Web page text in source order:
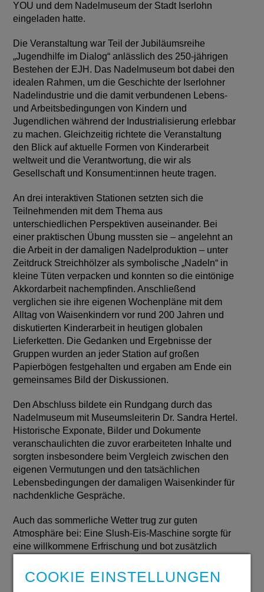
YOU und dem Nadelmuseum der Stadt Iserlohn
eingeladen hatte.
Die Veranstaltung war Teil der Jubiläumsreihe
„Jugendhilfe im Dialog“ anlässlich des 250-jährigen
Bestehen der EJH. Das Nadelmuseum bot dabei den
idealen Rahmen, um die Geschichte der Iserlohner
Nadelindustrie und die damit verbundenen Lebens-
und Arbeitsbedingungen von Kindern und
Jugendlichen während der Industrialisierung erlebbar
zu machen. Gleichzeitig richtete die Veranstaltung
den Blick auf aktuelle Formen von Kinderarbeit
weltweit und die Verantwortung, die wir als
Gesellschaft und Konsument:innen heute tragen.
An drei interaktiven Stationen setzten sich die
Teilnehmenden mit dem Thema aus
unterschiedlichen Perspektiven auseinander. Bei
einer praktischen Übung mussten sie – angelehnt an
die Arbeit in der damaligen Nadelproduktion – unter
Zeitdruck Streichhölzer als symbolische „Nadeln“ in
kleine Tüten verpacken und konnten so die eintönige
Akkordarbeit nachempfinden. Anschließend
verglichen sie ihre eigenen Wochenpläne mit dem
Alltag von Waisenkindern vor rund 200 Jahren und
diskutierten Kinderarbeit in heutigen globalen
Lieferketten. Die Gedanken und Ergebnisse der
Gruppen wurden an jeder Station auf großen
Papierbögen festgehalten und ergaben am Ende ein
gemeinsames Bild der Diskussionen.
Den Abschluss bildete ein Rundgang durch das
Nadelmuseum mit Museumsleiterin Dr. Sandra Hertel.
Historische Exponate, Bilder und Dokumente
veranschaulichten die zuvor erarbeiteten Inhalte und
sorgten insbesondere beim Vergleich zwischen den
eigenen Vermutungen und den tatsächlichen
Lebensbedingungen der damaligen Waisenkinder für
nachdenkliche Gespräche.
Auch das sommerliche Wetter trug zur guten
Atmosphäre bei: Eine Slush-Eis-Maschine sorgte für
eine willkommene Erfrischung und bot zusätzlich
Die Ev. Jugendhilfe Iserlohn-Hagen zieht eine
COOKIE EINSTELLUNGEN